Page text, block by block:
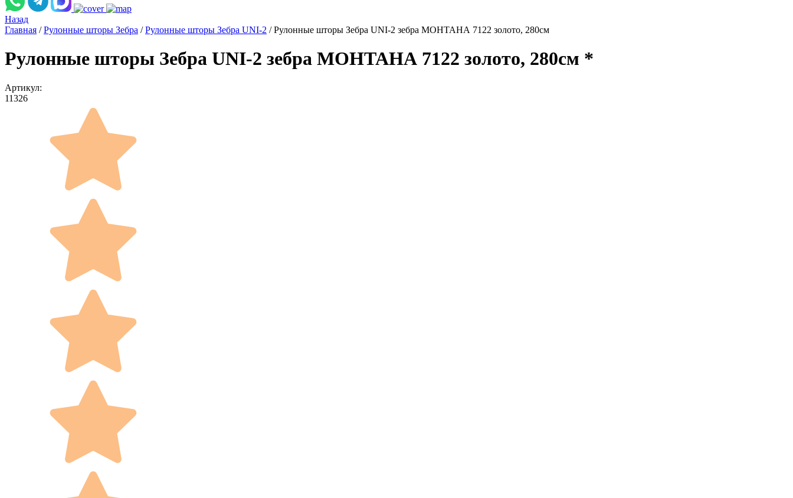
Назад
Главная / Рулонные шторы Зебра / Рулонные шторы Зебра UNI-2 / Рулонные шторы Зебра UNI-2 зебра МОНТАНА 7122 золото, 280см
Рулонные шторы Зебра UNI-2 зебра МОНТАНА 7122 золото, 280см *
Артикул:
11326